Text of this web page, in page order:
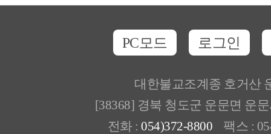
PC모드 로그인
대한불교조계종 호거산
[38368] 경북 청도군 운문면 운
전화 : 054)372-8800 팩스 :